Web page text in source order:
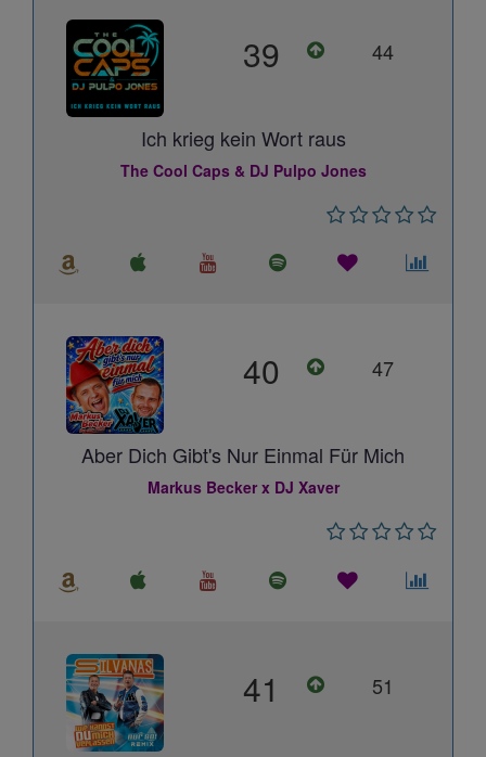
39 44
Ich krieg kein Wort raus
The Cool Caps & DJ Pulpo Jones
40 47
Aber Dich Gibt's Nur Einmal Für Mich
Markus Becker x DJ Xaver
41 51